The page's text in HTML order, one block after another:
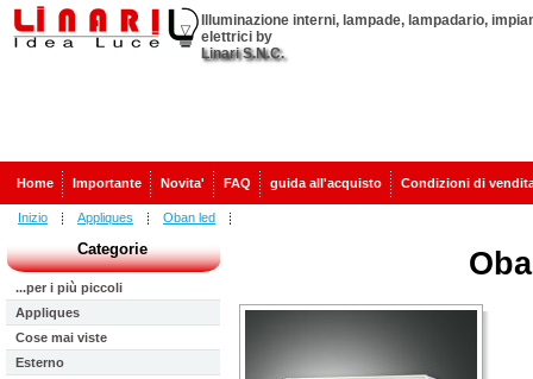
Illuminazione interni, lampade, lampadario,
elettrici by
Linari S.N.C.
Home Importante Novita' FAQ guida all'acquisto Condizioni di
Inizio Appliques Oban led
Categorie
...per i più piccoli
Appliques
Cose mai viste
Esterno